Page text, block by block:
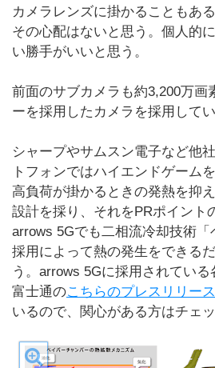
カメラレンズに掛かることもあ
その心配はないと思う。個人的
い勝手がいいと思う。
前面のサブカメラも約3,200万画
ーを採用したカメラを採用してい
シャープやサムスン電子など他
トフォンではハイエンドゲーム
高負荷が掛かるときの発熱を抑
設計を採り、それをPRポイント
arrows 5Gでも二相流冷却技術「
採用によって熱の発生をできる
う。arrows 5Gに採用されている
富士通のこちらのプレスリリース
いるので、関心がある方はチェ